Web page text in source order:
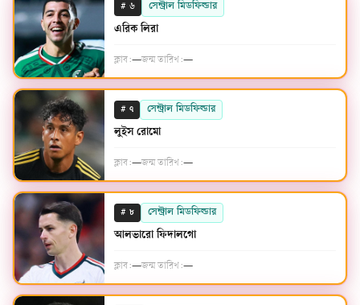
# ৬ সেন্ট্রাল মিডফিল্ডার
এরিক লিরা
ক্লাব:—জন্ম তারিখ:—
# ৭ সেন্ট্রাল মিডফিল্ডার
লুইস রোমো
ক্লাব:—জন্ম তারিখ:—
# ৮ সেন্ট্রাল মিডফিল্ডার
আলভারো ফিদালগো
ক্লাব:—জন্ম তারিখ:—